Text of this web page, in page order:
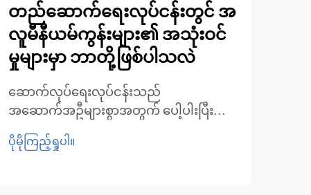
တည်ဆောက်ရေးလုပ်ငန်းတွင် အ
လူမီနီယမ်ကွန်းများ၏ အသုံးဝင်
မှုများမှာ ဘာတို့ဖြစ်ပါသလဲ
ဆောက်လုပ်ရေးလုပ်ငန်းသည်
အဆောက်အဦများစွာအတွက် ပေါ့ပါးပြီး
ယမ် cu များကို ပိုမိုအသုံးပြုလာကြသည်။
ပိုမိုကြည့်ရှုပါ။